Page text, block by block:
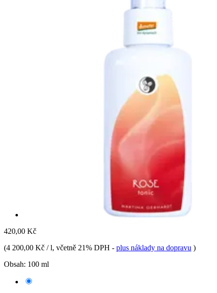
420,00 Kč
(4 200,00 Kč / l, včetně 21% DPH - plus náklady na dopravu )
Obsah: 100 ml